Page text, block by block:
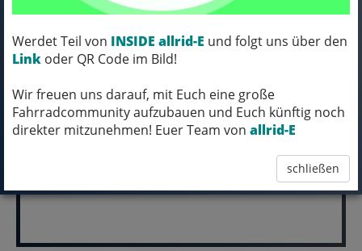
Werdet Teil von INSIDE allrid-E und folgt uns über den
Link oder QR Code im Bild!
Wir freuen uns darauf, mit Euch eine große
Fahrradcommunity aufzubauen und Euch künftig noch
direkter mitzunehmen! Euer Team von allrid-E
schließen
MICH KANNST DU BESTELLEN - MIT
ABHOLUNG IN NORTORF!
(inkl. MwSt.)
5.699,00 EUR